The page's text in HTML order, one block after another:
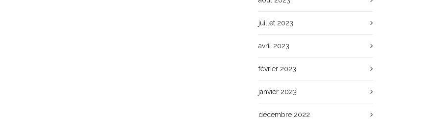
juillet 2023
avril 2023
février 2023
janvier 2023
décembre 2022